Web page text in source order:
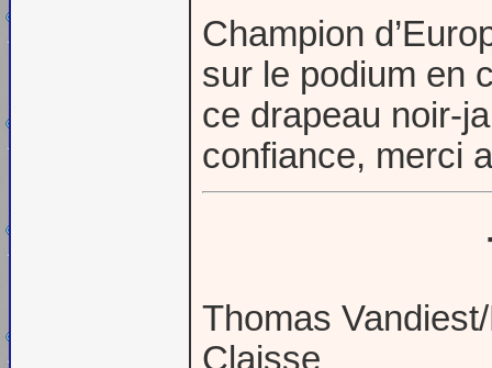
Champion
sur le podium en
ce drapeau noir-
confiance, merci
Thomas
Claisse